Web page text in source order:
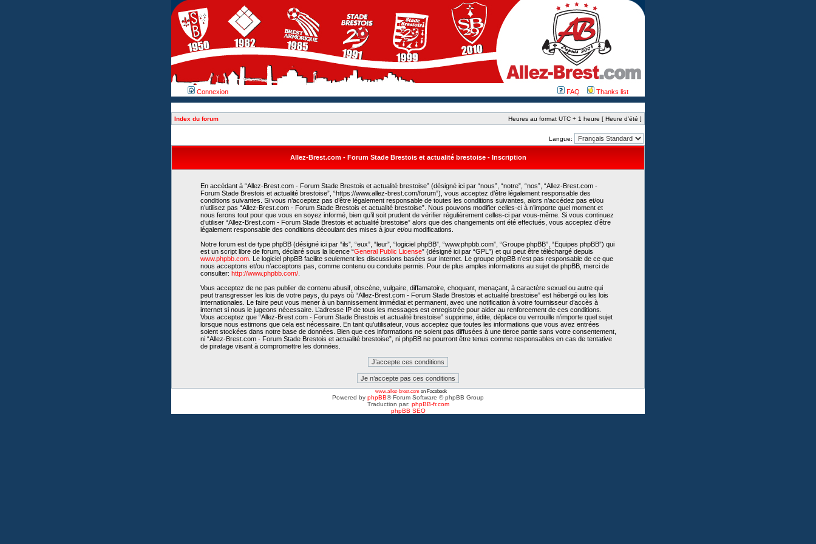
Connexion FAQ Thanks list
Index du forum Heures au format UTC + 1 heure [ Heure d’été ]
Langue:
Allez-Brest.com - Forum Stade Brestois et actualité brestoise - Inscription
En accédant à “Allez-Brest.com - Forum Stade Brestois et actualité brestoise” (désigné ici par “nous”, “notre”, “nos”, “Allez-Brest.com -
Forum Stade Brestois et actualité brestoise”, “https://www.allez-brest.com/forum”), vous acceptez d’être légalement responsable des
conditions suivantes. Si vous n’acceptez pas d’être légalement responsable de toutes les conditions suivantes, alors n’accédez pas et/ou
n’utilisez pas “Allez-Brest.com - Forum Stade Brestois et actualité brestoise”. Nous pouvons modifier celles-ci à n’importe quel moment et
nous ferons tout pour que vous en soyez informé, bien qu’il soit prudent de vérifier régulièrement celles-ci par vous-même. Si vous continuez
d’utiliser “Allez-Brest.com - Forum Stade Brestois et actualité brestoise” alors que des changements ont été effectués, vous acceptez d’être
légalement responsable des conditions découlant des mises à jour et/ou modifications.
Notre forum est de type phpBB (désigné ici par “ils”, “eux”, “leur”, “logiciel phpBB”, “www.phpbb.com”, “Groupe phpBB”, “Equipes phpBB”) qui
est un script libre de forum, déclaré sous la licence “General Public License” (désigné ici par “GPL”) et qui peut être téléchargé depuis
www.phpbb.com. Le logiciel phpBB facilite seulement les discussions basées sur internet. Le groupe phpBB n’est pas responsable de ce que
nous acceptons et/ou n’acceptons pas, comme contenu ou conduite permis. Pour de plus amples informations au sujet de phpBB, merci de
consulter: http://www.phpbb.com/.
Vous acceptez de ne pas publier de contenu abusif, obscène, vulgaire, diffamatoire, choquant, menaçant, à caractère sexuel ou autre qui
peut transgresser les lois de votre pays, du pays où “Allez-Brest.com - Forum Stade Brestois et actualité brestoise” est hébergé ou les lois
internationales. Le faire peut vous mener à un bannissement immédiat et permanent, avec une notification à votre fournisseur d’accès à
internet si nous le jugeons nécessaire. L’adresse IP de tous les messages est enregistrée pour aider au renforcement de ces conditions.
Vous acceptez que “Allez-Brest.com - Forum Stade Brestois et actualité brestoise” supprime, édite, déplace ou verrouille n’importe quel sujet
lorsque nous estimons que cela est nécessaire. En tant qu’utilisateur, vous acceptez que toutes les informations que vous avez entrées
soient stockées dans notre base de données. Bien que ces informations ne soient pas diffusées à une tierce partie sans votre consentement,
ni “Allez-Brest.com - Forum Stade Brestois et actualité brestoise”, ni phpBB ne pourront être tenus comme responsables en cas de tentative
de piratage visant à compromettre les données.
www.allez-brest.com on Facebook
Powered by phpBB® Forum Software © phpBB Group
Traduction par: phpBB-fr.com
phpBB SEO